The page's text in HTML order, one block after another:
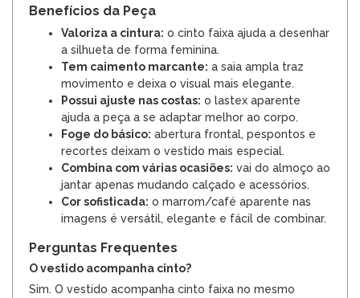
Benefícios da Peça
Valoriza a cintura: o cinto faixa ajuda a desenhar
a silhueta de forma feminina.
Tem caimento marcante: a saia ampla traz
movimento e deixa o visual mais elegante.
Possui ajuste nas costas: o lastex aparente
ajuda a peça a se adaptar melhor ao corpo.
Foge do básico: abertura frontal, pespontos e
recortes deixam o vestido mais especial.
Combina com várias ocasiões: vai do almoço ao
jantar apenas mudando calçado e acessórios.
Cor sofisticada: o marrom/café aparente nas
imagens é versátil, elegante e fácil de combinar.
Perguntas Frequentes
O vestido acompanha cinto?
Sim. O vestido acompanha cinto faixa no mesmo